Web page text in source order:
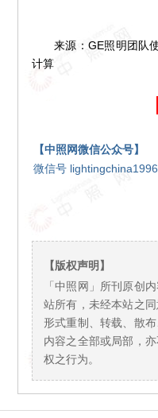
来源：GE照明团队使
计算
【中照网微信公众号】
微信号 lightingchina1996
【版权声明】
「中照网」所刊原创
站所有，未经本站之
形式重制、转载、散
内容之全部或局部，
权之行为。